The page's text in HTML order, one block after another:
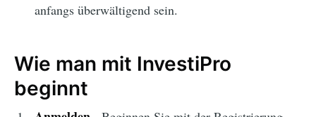
anfangs überwältigend sein.
Wie man mit InvestiPro
beginnt